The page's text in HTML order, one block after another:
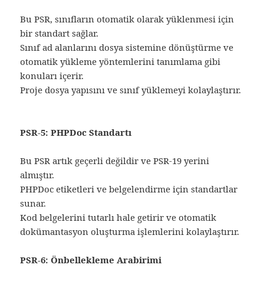
Bu PSR, sınıfların otomatik olarak yüklenmesi için
bir standart sağlar.
Sınıf ad alanlarını dosya sistemine dönüştürme ve
otomatik yükleme yöntemlerini tanımlama gibi
konuları içerir.
Proje dosya yapısını ve sınıf yüklemeyi kolaylaştırır.
PSR-5: PHPDoc Standartı
Bu PSR artık geçerli değildir ve PSR-19 yerini
almıştır.
PHPDoc etiketleri ve belgelendirme için standartlar
sunar.
Kod belgelerini tutarlı hale getirir ve otomatik
dokümantasyon oluşturma işlemlerini kolaylaştırır.
PSR-6: Önbellekleme Arabirimi